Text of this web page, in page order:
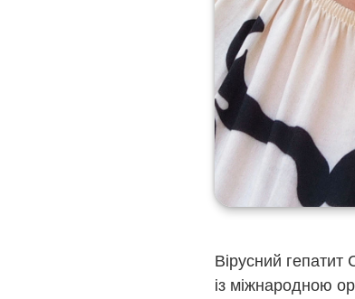
Вірусний гепатит
із міжнародною